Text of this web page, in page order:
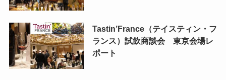
Tastin’France（テイスティン・フ
ランス）試飲商談会 東京会場レ
ポート